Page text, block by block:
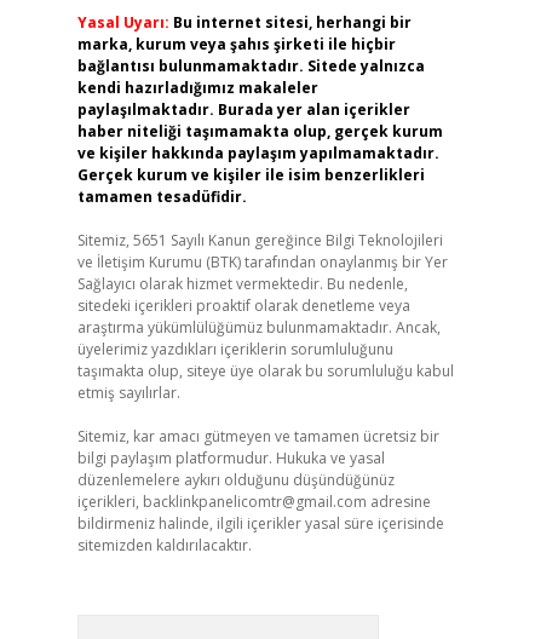
Yasal Uyarı: Bu internet sitesi, herhangi bir
marka, kurum veya şahıs şirketi ile hiçbir
bağlantısı bulunmamaktadır. Sitede yalnızca
kendi hazırladığımız makaleler
paylaşılmaktadır. Burada yer alan içerikler
haber niteliği taşımamakta olup, gerçek kurum
ve kişiler hakkında paylaşım yapılmamaktadır.
Gerçek kurum ve kişiler ile isim benzerlikleri
tamamen tesadüfidir.
Sitemiz, 5651 Sayılı Kanun gereğince Bilgi Teknolojileri
ve İletişim Kurumu (BTK) tarafından onaylanmış bir Yer
Sağlayıcı olarak hizmet vermektedir. Bu nedenle,
sitedeki içerikleri proaktif olarak denetleme veya
araştırma yükümlülüğümüz bulunmamaktadır. Ancak,
üyelerimiz yazdıkları içeriklerin sorumluluğunu
taşımakta olup, siteye üye olarak bu sorumluluğu kabul
etmiş sayılırlar.
Sitemiz, kar amacı gütmeyen ve tamamen ücretsiz bir
bilgi paylaşım platformudur. Hukuka ve yasal
düzenlemelere aykırı olduğunu düşündüğünüz
içerikleri, backlinkpanelicomtr@gmail.com adresine
bildirmeniz halinde, ilgili içerikler yasal süre içerisinde
sitemizden kaldırılacaktır.